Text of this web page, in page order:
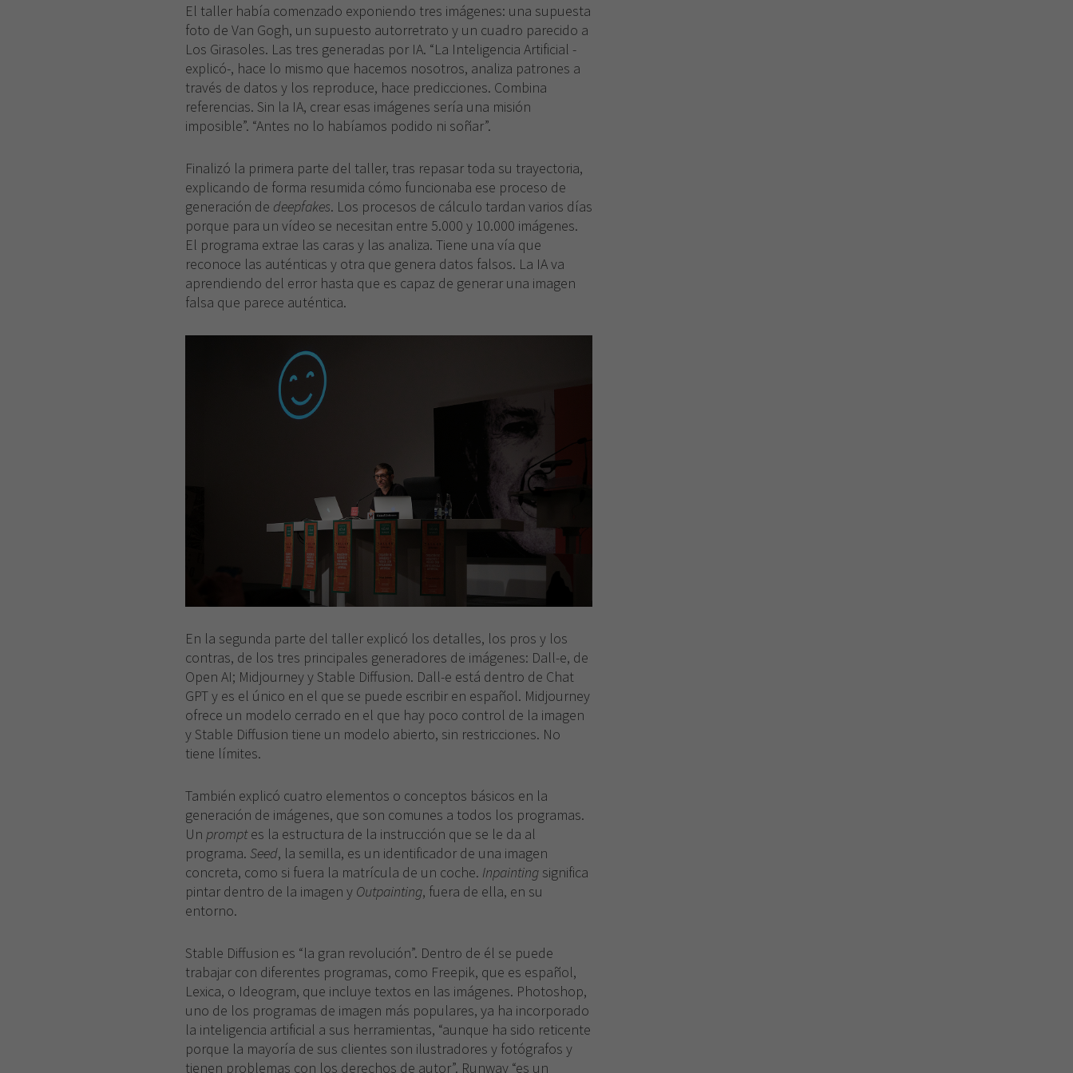
El taller había comenzado exponiendo tres imágenes: una supuesta
foto de Van Gogh, un supuesto autorretrato y un cuadro parecido a
Los Girasoles. Las tres generadas por IA. “La Inteligencia Artificial -
explicó-, hace lo mismo que hacemos nosotros, analiza patrones a
través de datos y los reproduce, hace predicciones. Combina
referencias. Sin la IA, crear esas imágenes sería una misión
imposible”. “Antes no lo habíamos podido ni soñar”.
Finalizó la primera parte del taller, tras repasar toda su trayectoria,
explicando de forma resumida cómo funcionaba ese proceso de
generación de deepfakes. Los procesos de cálculo tardan varios días
porque para un vídeo se necesitan entre 5.000 y 10.000 imágenes.
El programa extrae las caras y las analiza. Tiene una vía que
reconoce las auténticas y otra que genera datos falsos. La IA va
aprendiendo del error hasta que es capaz de generar una imagen
falsa que parece auténtica.
En la segunda parte del taller explicó los detalles, los pros y los
contras, de los tres principales generadores de imágenes: Dall-e, de
Open AI; Midjourney y Stable Diffusion. Dall-e está dentro de Chat
GPT y es el único en el que se puede escribir en español. Midjourney
ofrece un modelo cerrado en el que hay poco control de la imagen
y Stable Diffusion tiene un modelo abierto, sin restricciones. No
tiene límites.
También explicó cuatro elementos o conceptos básicos en la
generación de imágenes, que son comunes a todos los programas.
Un promptes la estructura de la instrucción que se le da al
programa. Seed, la semilla, es un identificador de una imagen
concreta, como si fuera la matrícula de un coche. Inpainting significa
pintar dentro de la imagen y Outpainting, fuera de ella, en su
entorno.
Stable Diffusion es “la gran revolución”. Dentro de él se puede
trabajar con diferentes programas, como Freepik, que es español,
Lexica, o Ideogram, que incluye textos en las imágenes. Photoshop,
uno de los programas de imagen más populares, ya ha incorporado
la inteligencia artificial a sus herramientas, “aunque ha sido reticente
porque la mayoría de sus clientes son ilustradores y fotógrafos y
tienen problemas con los derechos de autor”. Runway “es un